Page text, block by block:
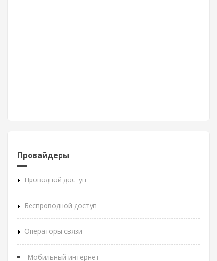
Провайдеры
Проводной доступ
Беспроводной доступ
Операторы связи
Мобильный интернет